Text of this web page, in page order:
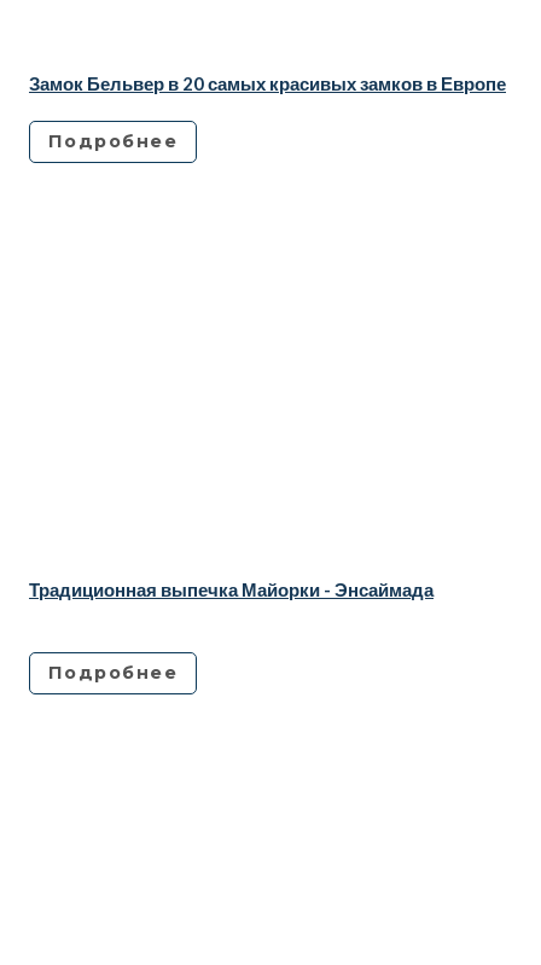
Замок Бельвер в 20 самых красивых замков в Европе
Подробнее
Традиционная выпечка Майорки - Энсаймада
Подробнее